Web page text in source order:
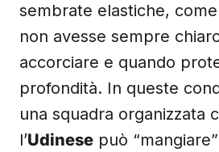
sembrate elastiche,
non avesse sempre
accorciare e quando
profondità. In queste
una squadra organizzata
l’Udinese può